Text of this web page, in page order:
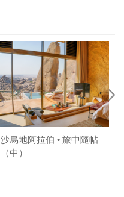
沙烏地阿拉伯 • 旅中隨帖
（中）